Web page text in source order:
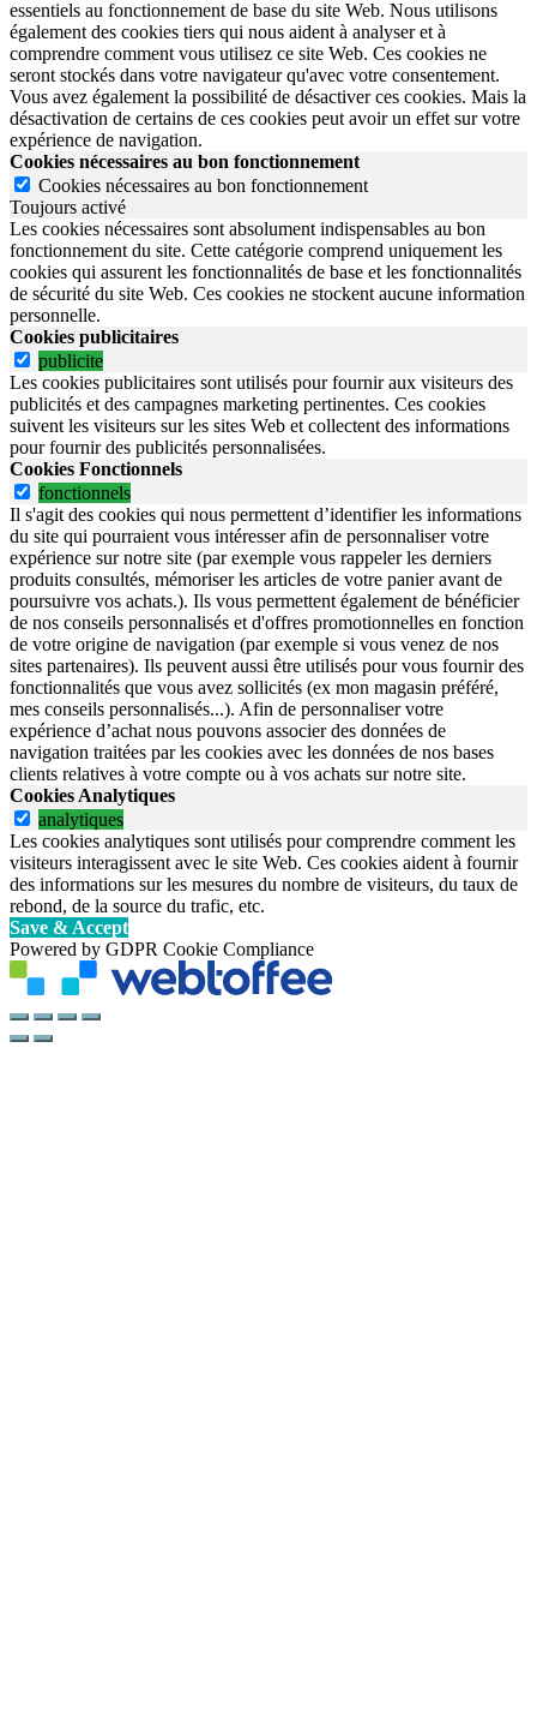
essentiels au fonctionnement de base du site Web. Nous utilisons
également des cookies tiers qui nous aident à analyser et à
comprendre comment vous utilisez ce site Web. Ces cookies ne
seront stockés dans votre navigateur qu'avec votre consentement.
Vous avez également la possibilité de désactiver ces cookies. Mais la
désactivation de certains de ces cookies peut avoir un effet sur votre
expérience de navigation.
Cookies nécessaires au bon fonctionnement
Cookies nécessaires au bon fonctionnement
Toujours activé
Les cookies nécessaires sont absolument indispensables au bon
fonctionnement du site. Cette catégorie comprend uniquement les
cookies qui assurent les fonctionnalités de base et les fonctionnalités
de sécurité du site Web. Ces cookies ne stockent aucune information
personnelle.
Cookies publicitaires
publicite
Les cookies publicitaires sont utilisés pour fournir aux visiteurs des
publicités et des campagnes marketing pertinentes. Ces cookies
suivent les visiteurs sur les sites Web et collectent des informations
pour fournir des publicités personnalisées.
Cookies Fonctionnels
fonctionnels
Il s'agit des cookies qui nous permettent d’identifier les informations
du site qui pourraient vous intéresser afin de personnaliser votre
expérience sur notre site (par exemple vous rappeler les derniers
produits consultés, mémoriser les articles de votre panier avant de
poursuivre vos achats.). Ils vous permettent également de bénéficier
de nos conseils personnalisés et d'offres promotionnelles en fonction
de votre origine de navigation (par exemple si vous venez de nos
sites partenaires). Ils peuvent aussi être utilisés pour vous fournir des
fonctionnalités que vous avez sollicités (ex mon magasin préféré,
mes conseils personnalisés...). Afin de personnaliser votre
expérience d’achat nous pouvons associer des données de
navigation traitées par les cookies avec les données de nos bases
clients relatives à votre compte ou à vos achats sur notre site.
Cookies Analytiques
analytiques
Les cookies analytiques sont utilisés pour comprendre comment les
visiteurs interagissent avec le site Web. Ces cookies aident à fournir
des informations sur les mesures du nombre de visiteurs, du taux de
rebond, de la source du trafic, etc.
Save & Accept
Powered by GDPR Cookie Compliance